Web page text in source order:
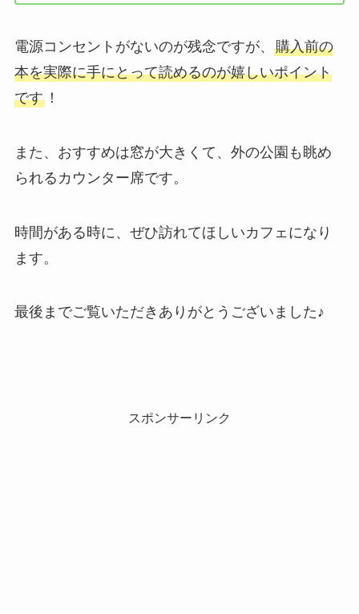
電源コンセントがないのが残念ですが、 購入前の
本を実際に手にとって読めるのが嬉しいポイント
です！
また、おすすめは窓が大きくて、外の公園も眺め
られるカウンター席です。
時間がある時に、ぜひ訪れてほしいカフェになり
ます。
最後までご覧いただきありがとうございました♪
スポンサーリンク